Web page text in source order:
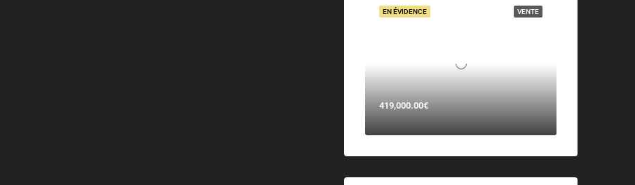
VENTE
EN ÉVIDENCE
419,000.00€